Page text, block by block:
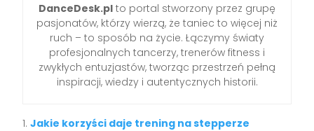
DanceDesk.pl to portal stworzony przez grupę
pasjonatów, którzy wierzą, że taniec to więcej niż
ruch – to sposób na życie. Łączymy światy
profesjonalnych tancerzy, trenerów fitness i
zwykłych entuzjastów, tworząc przestrzeń pełną
inspiracji, wiedzy i autentycznych historii.
Jakie korzyści daje trening na stepperze